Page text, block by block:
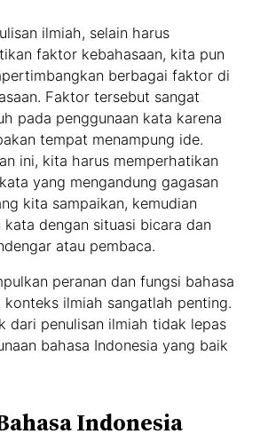
ilmiah, selain harus
faktor kebahasaan, kita pun
berbagai faktor di
Faktor tersebut sangat
pada penggunaan kata karena
tempat menampung ide.
ini, kita harus memperhatikan
yang mengandung gagasan
kita sampaikan, kemudian
kata dengan situasi bicara dan
atau pembaca.
peranan dan fungsi bahasa
konteks ilmiah sangatlah penting.
dari penulisan ilmiah tidak lepas
bahasa Indonesia yang baik
Indonesia